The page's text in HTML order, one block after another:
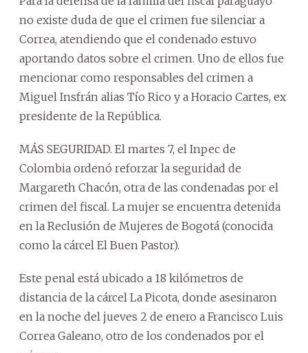
no existe duda de que el crimen fue silenciar a
Correa, atendiendo que el condenado estuvo
aportando datos sobre el crimen. Uno de ellos fue
mencionar como responsables del crimen a
Miguel Insfrán alias Tío Rico y a Horacio Cartes, ex
presidente de la República.
MÁS SEGURIDAD. El martes 7, el Inpec de
Colombia ordenó reforzar la seguridad de
Margareth Chacón, otra de las condenadas por el
crimen del fiscal. La mujer se encuentra detenida
en la Reclusión de Mujeres de Bogotá (conocida
como la cárcel El Buen Pastor).
Este penal está ubicado a 18 kilómetros de
distancia de la cárcel La Picota, donde asesinaron
en la noche del jueves 2 de enero a Francisco Luis
Correa Galeano, otro de los condenados por el